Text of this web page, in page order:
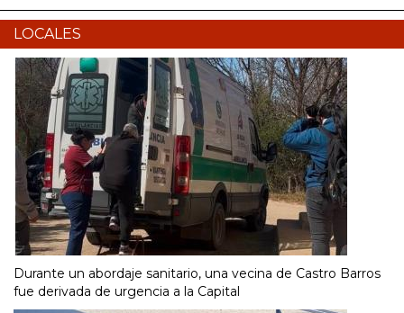
LOCALES
Durante un abordaje sanitario, una vecina de Castro Barros
fue derivada de urgencia a la Capital